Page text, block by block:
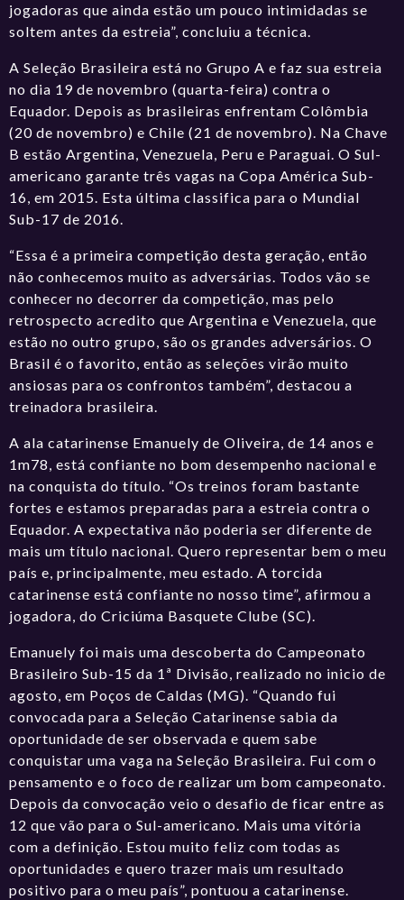
jogadoras que ainda estão um pouco intimidadas se
soltem antes da estreia”, concluiu a técnica.
A Seleção Brasileira está no Grupo A e faz sua estreia
no dia 19 de novembro (quarta-feira) contra o
Equador. Depois as brasileiras enfrentam Colômbia
(20 de novembro) e Chile (21 de novembro). Na Chave
B estão Argentina, Venezuela, Peru e Paraguai. O Sul-
americano garante três vagas na Copa América Sub-
16, em 2015. Esta última classifica para o Mundial
Sub-17 de 2016.
“Essa é a primeira competição desta geração, então
não conhecemos muito as adversárias. Todos vão se
conhecer no decorrer da competição, mas pelo
retrospecto acredito que Argentina e Venezuela, que
estão no outro grupo, são os grandes adversários. O
Brasil é o favorito, então as seleções virão muito
ansiosas para os confrontos também”, destacou a
treinadora brasileira.
A ala catarinense Emanuely de Oliveira, de 14 anos e
1m78, está confiante no bom desempenho nacional e
na conquista do título. “Os treinos foram bastante
fortes e estamos preparadas para a estreia contra o
Equador. A expectativa não poderia ser diferente de
mais um título nacional. Quero representar bem o meu
país e, principalmente, meu estado. A torcida
catarinense está confiante no nosso time”, afirmou a
jogadora, do Criciúma Basquete Clube (SC).
Emanuely foi mais uma descoberta do Campeonato
Brasileiro Sub-15 da 1ª Divisão, realizado no inicio de
agosto, em Poços de Caldas (MG). “Quando fui
convocada para a Seleção Catarinense sabia da
oportunidade de ser observada e quem sabe
conquistar uma vaga na Seleção Brasileira. Fui com o
pensamento e o foco de realizar um bom campeonato.
Depois da convocação veio o desafio de ficar entre as
12 que vão para o Sul-americano. Mais uma vitória
com a definição. Estou muito feliz com todas as
oportunidades e quero trazer mais um resultado
positivo para o meu país”, pontuou a catarinense.